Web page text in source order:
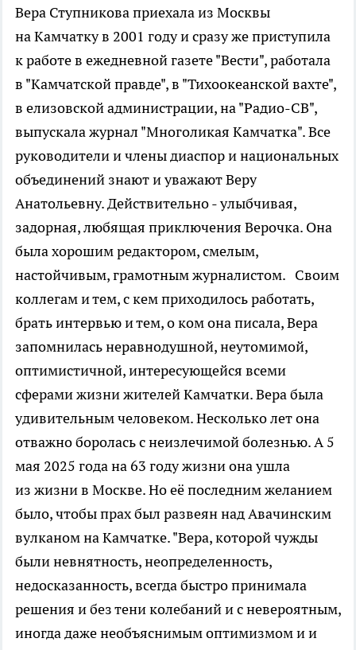
Вера Ступникова приехала из Москвы
на Камчатку в 2001 году и сразу же приступила
к работе в ежедневной газете "Вести", работала
в "Камчатской правде", в "Тихоокеанской вахте",
в елизовской администрации, на "Радио-СВ",
выпускала журнал "Многоликая Камчатка". Все
руководители и члены диаспор и национальных
объединений знают и уважают Веру
Анатольевну. Действительно - улыбчивая,
задорная, любящая приключения Верочка. Она
была хорошим редактором, смелым,
настойчивым, грамотным журналистом. Своим
коллегам и тем, с кем приходилось работать,
брать интервью и тем, о ком она писала, Вера
запомнилась неравнодушной, неутомимой,
оптимистичной, интересующейся всеми
сферами жизни жителей Камчатки. Вера была
удивительным человеком. Несколько лет она
отважно боролась с неизлечимой болезнью. А 5
мая 2025 года на 63 году жизни она ушла
из жизни в Москве. Но её последним желанием
было, чтобы прах был развеян над Авачинским
вулканом на Камчатке. "Вера, которой чужды
были невнятность, неопределенность,
недосказанность, всегда быстро принимала
решения и без тени колебаний и с невероятным,
иногда даже необъяснимым оптимизмом и и